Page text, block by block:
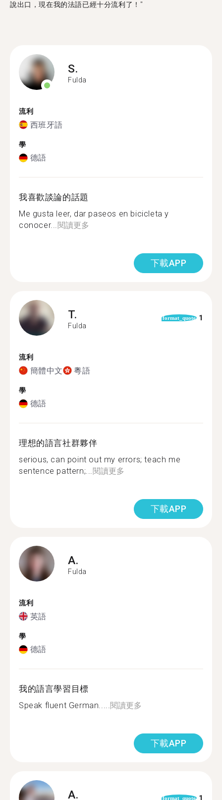
說出口，現在我的法語已經十分流利了！"
S.
Fulda
流利
西班牙語
學
德語
我喜歡談論的話題
Me gusta leer, dar paseos en bicicleta y
conocer...閱讀更多
下載APP
T.
Fulda
format_quote 1
流利
簡體中文 粵語
學
德語
理想的語言社群夥伴
serious, can point out my errors; teach me
sentence pattern;...閱讀更多
下載APP
A.
Fulda
流利
英語
學
德語
我的語言學習目標
Speak fluent German.....閱讀更多
下載APP
A. format_quote 1